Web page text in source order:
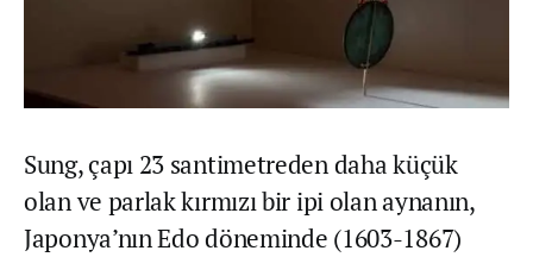
Sung, çapı 23 santimetreden daha küçük
olan ve parlak kırmızı bir ipi olan aynanın,
Japonya’nın Edo döneminde (1603-1867)